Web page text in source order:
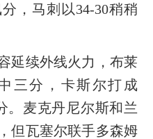
，马刺以34-30稍稍
延续外线火力，布莱
三分，卡斯尔打成
。麦克丹尼尔斯和兰
但瓦塞尔联手多森姆